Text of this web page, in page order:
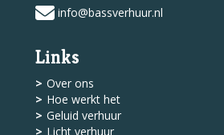
info@bassverhuur.nl
Links
Over ons
Hoe werkt het
Geluid verhuur
Licht verhuur